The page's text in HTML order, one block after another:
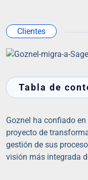
Clientes
Tabla de
Goznel ha confiado
proyecto de
gestión de sus
visión más integrada